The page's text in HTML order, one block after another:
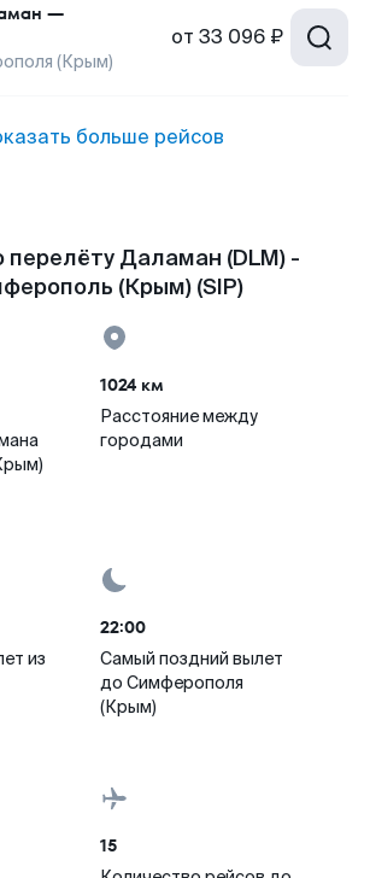
—
(Крым)
от 33 096 ₽
больше рейсов
Даламан (DLM) -
(Крым) (SIP)
1024 км
Расстояние между
городами
из
22:00
Самый поздний вылет
до Симферополя
(Крым)
15